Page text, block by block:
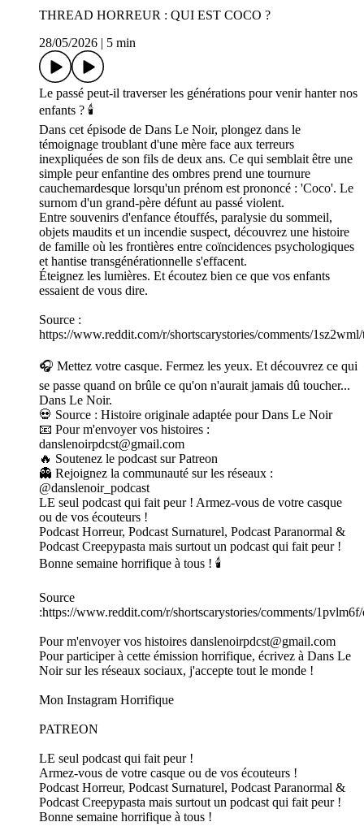
THREAD HORREUR : QUI EST COCO ?
28/05/2026
5 min
Le passé peut-il traverser les générations pour venir hanter nos
enfants ? 🕯️
Dans cet épisode de Dans Le Noir, plongez dans le
témoignage troublant d'une mère face aux terreurs
inexpliquées de son fils de deux ans. Ce qui semblait être une
simple peur enfantine des ombres prend une tournure
cauchemardesque lorsqu'un prénom est prononcé : 'Coco'. Le
surnom d'un grand-père défunt au passé violent.
Entre souvenirs d'enfance étouffés, paralysie du sommeil,
objets maudits et un incendie suspect, découvrez une histoire
de famille où les frontières entre coïncidences psychologiques
et hantise transgénérationnelle s'effacent.
Éteignez les lumières. Et écoutez bien ce que vos enfants
essaient de vous dire.
Source :
https://www.reddit.com/r/shortscarystories/comments/
🎧 Mettez votre casque. Fermez les yeux. Et découvrez ce qui
se passe quand on brûle ce qu'on n'aurait jamais dû toucher...
Dans Le Noir.
💀 Source : Histoire originale adaptée pour Dans Le Noir
📧 Pour m'envoyer vos histoires :
danslenoirpdcst@gmail.com
🔥 Soutenez le podcast sur Patreon
👻 Rejoignez la communauté sur les réseaux :
@danslenoir_podcast
LE seul podcast qui fait peur ! Armez-vous de votre casque
ou de vos écouteurs !
Podcast Horreur, Podcast Surnaturel, Podcast Paranormal &
Podcast Creepypasta mais surtout un podcast qui fait peur !
Bonne semaine horrifique à tous ! 🕯️
Source
:https://www.reddit.com/r/shortscarystories/comments/
Pour m'envoyer vos histoires danslenoirpdcst@gmail.com
Pour participer à cette émission horrifique, écrivez à Dans Le
Noir sur les réseaux sociaux, j'accepte tout le monde !
Mon Instagram Horrifique
PATREON
LE seul podcast qui fait peur !
Armez-vous de votre casque ou de vos écouteurs !
Podcast Horreur, Podcast Surnaturel, Podcast Paranormal &
Podcast Creepypasta mais surtout un podcast qui fait peur !
Bonne semaine horrifique à tous !